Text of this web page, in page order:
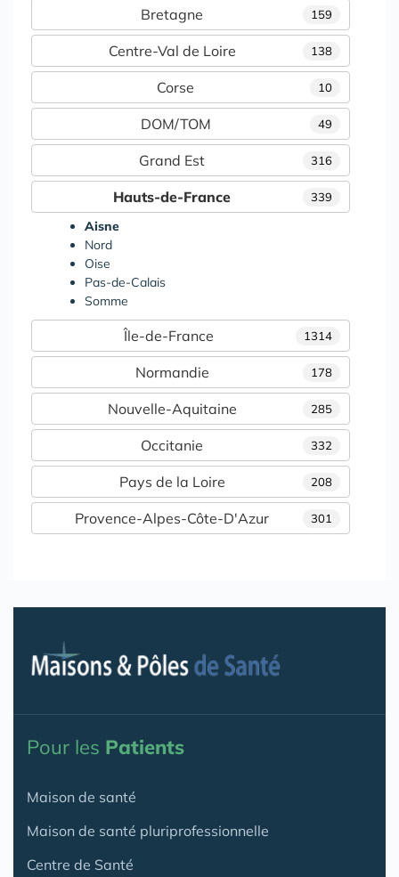
159
Bretagne
138
Centre-Val de Loire
10
Corse
49
DOM/TOM
316
Grand Est
339
Hauts-de-France
Aisne
Nord
Oise
Pas-de-Calais
Somme
1314
Île-de-France
178
Normandie
285
Nouvelle-Aquitaine
332
Occitanie
208
Pays de la Loire
301
Provence-Alpes-Côte-D'Azur
Pour les Patients
Maison de santé
Maison de santé pluriprofessionnelle
Centre de Santé